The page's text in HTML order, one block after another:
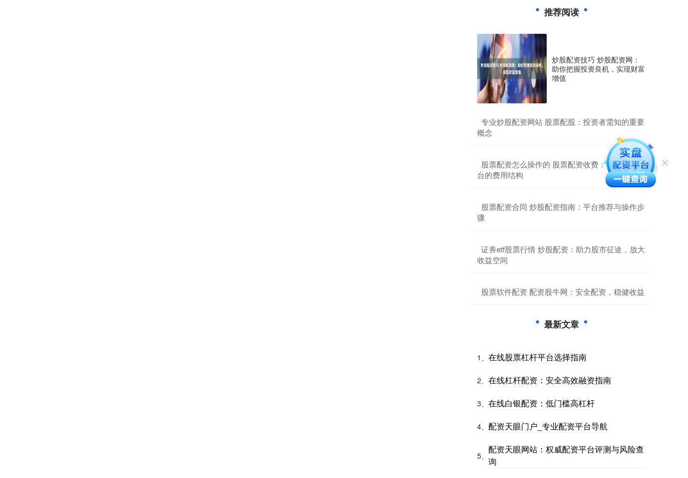
推荐阅读
炒股配资技巧 炒股配资网：
助你把握投资良机，实现财富
增值
​专业炒股配资网站 股票配股：投资者需知的重要
概念
​股票配资怎么操作的 股票配资收费：了解不同平
台的费用结构
​股票配资合同 炒股配资指南：平台推荐与操作步
骤
​证券etf股票行情 炒股配资：助力股市征途，放大
收益空间
​股票软件配资 配资股牛网：安全配资，稳健收益
最新文章
1、 在线股票杠杆平台选择指南
2、 在线杠杆配资：安全高效融资指南
3、 在线白银配资：低门槛高杠杆
4、 配资天眼门户_专业配资平台导航
5、
配资天眼网站：权威配资平台评测与风险查
询